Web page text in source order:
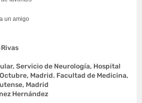
Servicio de Neurología, Hospital
Madrid. Facultad de Medicina,
Madrid
Hernández